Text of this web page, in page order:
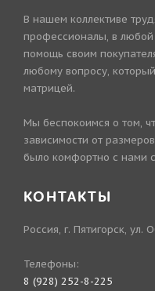
В нашем коллективе
профессионалы, в
помощь своим
любому вопросу,
матрицей.
Мы беспокоимся о том,
зависимости от
было комфортно с нами
КОНТАКТЫ
Россия, г. Пятигорск, ул.
Телефоны:
8 (928) 252-8-225